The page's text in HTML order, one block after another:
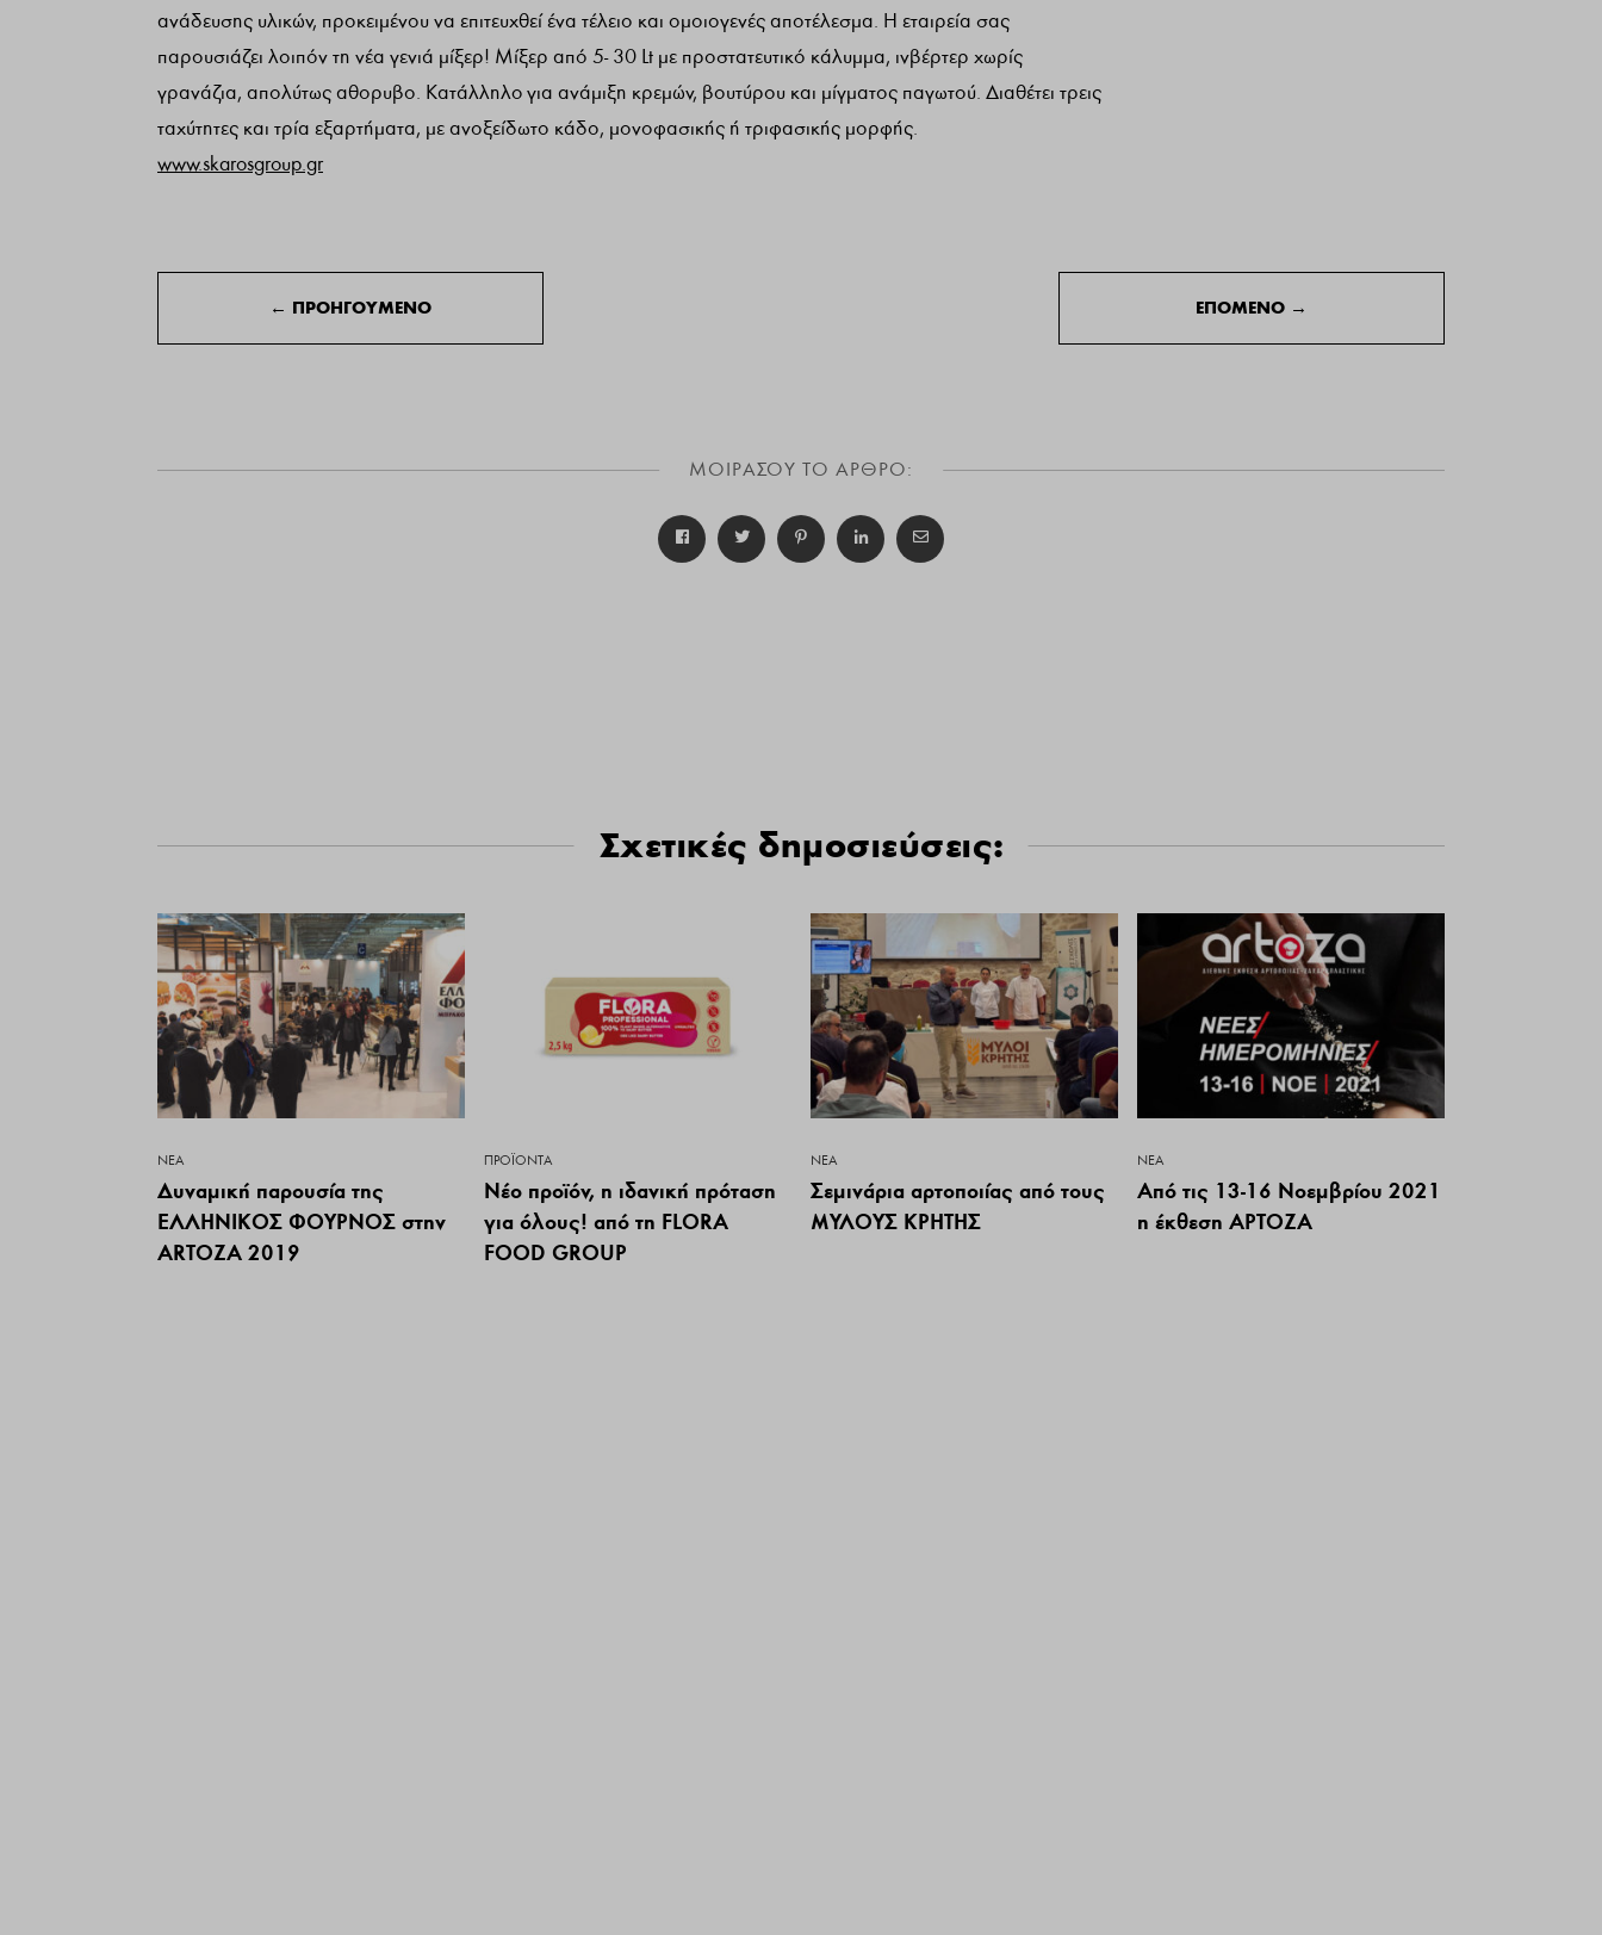
ανάδευσης υλικών, προκειμένου να επιτευχθεί ένα τέλειο και ομοιογενές αποτέλεσμα. H εταιρεία σας
παρουσιάζει λοιπόν τη νέα γενιά μίξερ! Μίξερ από 5- 30 Lt με προστατευτικό κάλυμμα, ινβέρτερ χωρίς
γρανάζια, απολύτως αθορυβο. Κατάλληλo για ανάμιξη κρεμών, βουτύρου και μίγματος παγωτού. Διαθέτει τρεις
ταχύτητες και τρία εξαρτήματα, με ανοξείδωτο κάδο, μονοφασικής ή τριφασικής μορφής.
www.skarosgroup.gr
← ΠΡΟΗΓΟΥΜΕΝΟ ΕΠΟΜΕΝΟ →
ΜΟΙΡΑΣΟΥ ΤΟ ΑΡΘΡΟ:
Σχετικές δημοσιεύσεις:
ΝΕΑ
Δυναμική παρουσία της
ΕΛΛΗΝΙΚΟΣ ΦΟΥΡΝΟΣ στην
ARTOZA 2019
ΠΡΟΪΌΝΤΑ
Νέο προϊόν, η ιδανική πρόταση
για όλους! από τη FLORA
FOOD GROUP
ΝΕΑ
Σεμινάρια αρτοποιίας από τους
ΜΥΛΟΥΣ ΚΡΗΤΗΣ
ΝΕΑ
Από τις 13-16 Νοεμβρίου 2021
η έκθεση ΑΡΤΟΖΑ